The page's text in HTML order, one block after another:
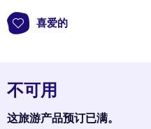
喜爱的
不可用
这旅游产品预订已满。